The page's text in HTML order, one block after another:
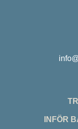
INFÖR